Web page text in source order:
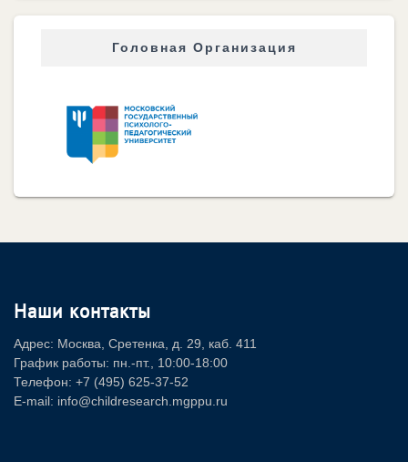
Головная Организация
Наши контакты
Адрес: Москва, Сретенка, д. 29, каб. 411
График работы: пн.-пт., 10:00-18:00
Телефон: +7 (495) 625-37-52
E-mail: info@childresearch.mgppu.ru